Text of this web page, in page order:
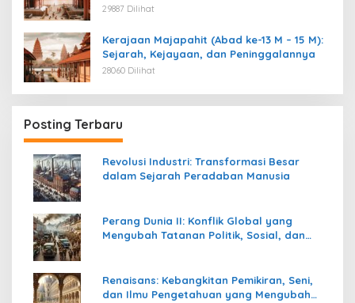
29887 Dilihat
Kerajaan Majapahit (Abad ke-13 M – 15 M):
Sejarah, Kejayaan, dan Peninggalannya
28060 Dilihat
Posting Terbaru
Revolusi Industri: Transformasi Besar
dalam Sejarah Peradaban Manusia
Perang Dunia II: Konflik Global yang
Mengubah Tatanan Politik, Sosial, dan
Renaisans: Kebangkitan Pemikiran, Seni,
dan Ilmu Pengetahuan yang Mengubah